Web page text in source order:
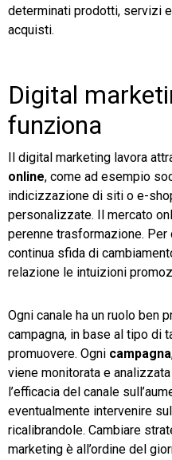
determinati prodotti, servizi
acquisti.
Digital
funziona
Il digital marketing lavora
online, come ad esempio
indicizzazione di siti o e-
personalizzate. Il mercato
perenne trasformazione.
continua sfida di
relazione le intuizioni
Ogni canale ha un ruolo ben
campagna, in base al tipo di
promuovere. Ogni campagna
viene monitorata e
l’efficacia del canale
eventualmente intervenire
ricalibrandole. Cambiare
marketing è all’ordine del